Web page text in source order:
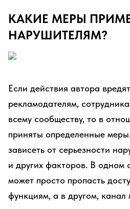
КАКИЕ МЕРЫ
НАРУШИТЕЛЯМ?
Если действия автора
рекламодателям,
всему сообществу, то в
приняты определенные
зависеть от серьезности
и других факторов. В одном
может просто пропасть
функциям, а в другом, канал